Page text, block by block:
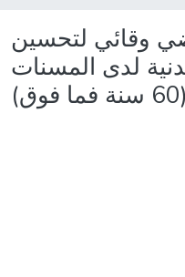
وقائي لتحسين
لدى المسنات